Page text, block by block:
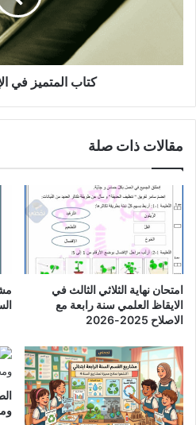
كتاب المتميز في
مقالات ذات صلة
امتحان نهاية الثلاثي الثالث في
الايقاظ العلمي سنة رابعة مع
الاصلاح 2025-2026